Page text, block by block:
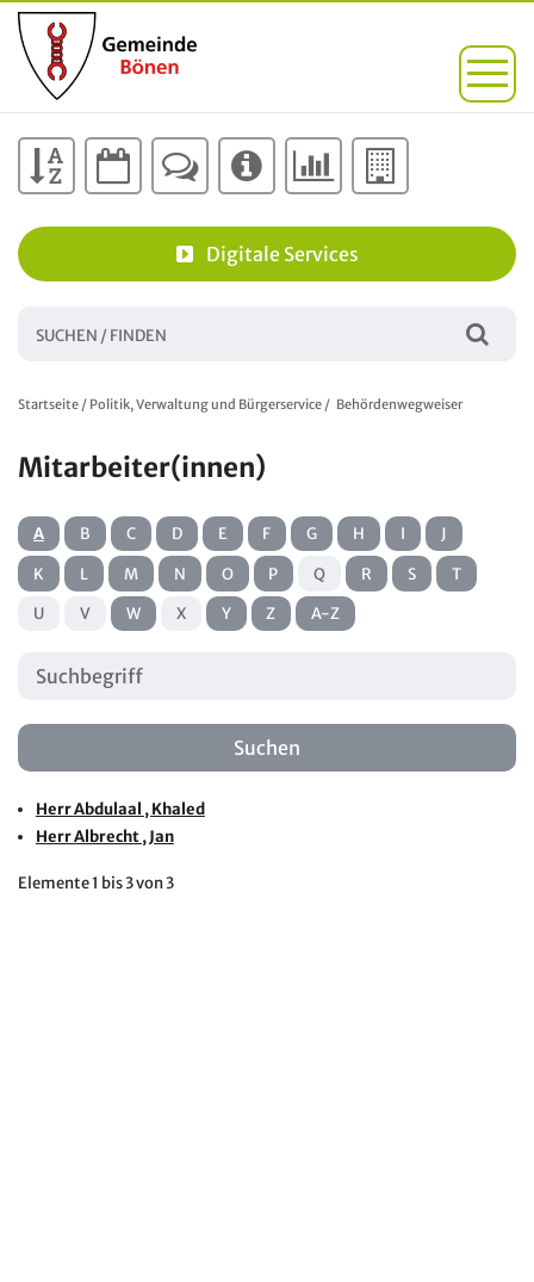
Digitale Services
Startseite / Politik, Verwaltung und Bürgerservice / Behördenwegweiser
Mitarbeiter(innen)
HerrAbdulaal , Khaled
HerrAlbrecht, Jan
A B C D E F G H I
J
K
L M N O P Q R S
T
U
V W X Y Z A-Z
Elemente1 bis 3von3